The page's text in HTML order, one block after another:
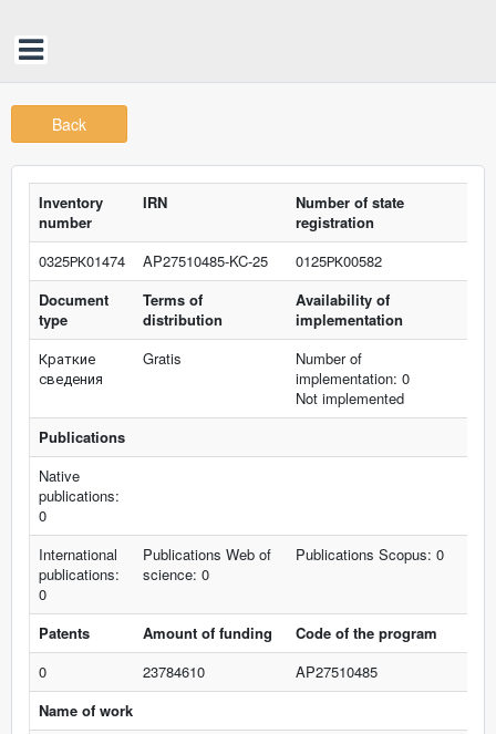
Back
Inventory
number
IRN
Number of state
registration
0325РК01474
AP27510485-KC-25
0125РК00582
Document
type
Terms of
distribution
Availability of
implementation
Краткие
сведения
Gratis
Number of
implementation: 0
Not implemented
Publications
Native
publications:
0
International
publications:
0
Publications Web of
science: 0
Publications Scopus: 0
Patents Amount of funding
Code of the program
0
23784610
AP27510485
Name of work